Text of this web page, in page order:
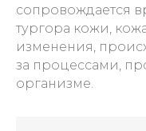
сопровождается
тургора кожи,
изменения,
за процессами,
организме.